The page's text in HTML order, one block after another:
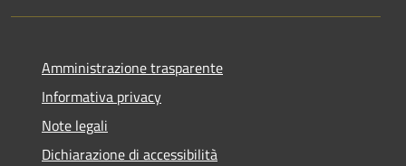
Amministrazione trasparente
Informativa privacy
Note legali
Dichiarazione di accessibilità